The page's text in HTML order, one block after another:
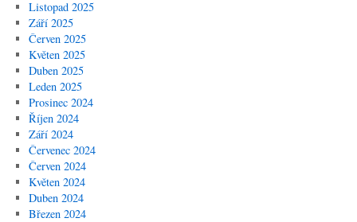
Listopad 2025
Září 2025
Červen 2025
Květen 2025
Duben 2025
Leden 2025
Prosinec 2024
Říjen 2024
Září 2024
Červenec 2024
Červen 2024
Květen 2024
Duben 2024
Březen 2024